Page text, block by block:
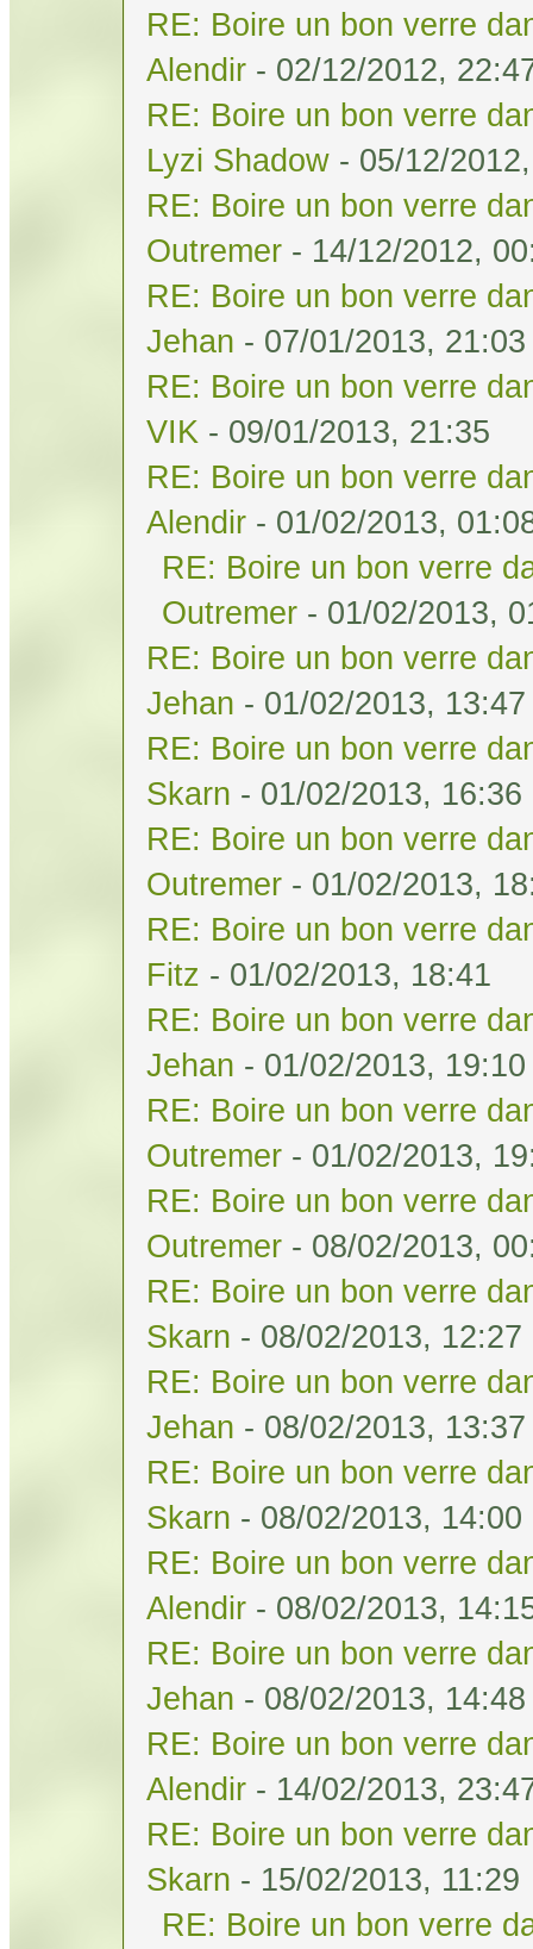
RE: Boire un bon verre
Alendir - 02/12/2012,
RE: Boire un bon verre
Lyzi Shadow - 05/12/
RE: Boire un bon verre
Outremer - 14/12/2012,
RE: Boire un bon verre
Jehan - 07/01/2013, 21:03
RE: Boire un bon verre
VIK - 09/01/2013, 21:35
RE: Boire un bon verre
Alendir - 01/02/2013,
RE: Boire un bon verre
Outremer - 01/02/2013,
RE: Boire un bon verre
Jehan - 01/02/2013, 13:47
RE: Boire un bon verre
Skarn - 01/02/2013, 16:36
RE: Boire un bon verre
Outremer - 01/02/2013,
RE: Boire un bon verre
Fitz - 01/02/2013, 18:41
RE: Boire un bon verre
Jehan - 01/02/2013, 19:10
RE: Boire un bon verre
Outremer - 01/02/2013,
RE: Boire un bon verre
Outremer - 08/02/2013,
RE: Boire un bon verre
Skarn - 08/02/2013, 12:27
RE: Boire un bon verre
Jehan - 08/02/2013, 13:37
RE: Boire un bon verre
Skarn - 08/02/2013, 14:00
RE: Boire un bon verre
Alendir - 08/02/2013,
RE: Boire un bon verre
Jehan - 08/02/2013, 14:48
RE: Boire un bon verre
Alendir - 14/02/2013,
RE: Boire un bon verre
Skarn - 15/02/2013, 11:29
RE: Boire un bon verre